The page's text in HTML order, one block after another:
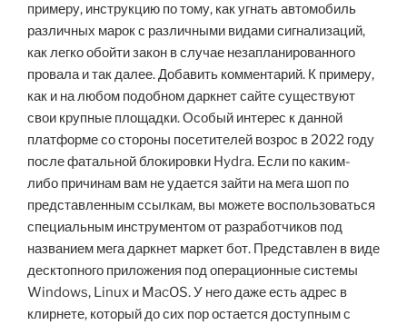
примеру, инструкцию по тому, как угнать автомобиль
различных марок с различными видами сигнализаций,
как легко обойти закон в случае незапланированного
провала и так далее. Добавить комментарий. К примеру,
как и на любом подобном даркнет сайте существуют
свои крупные площадки. Особый интерес к данной
платформе со стороны посетителей возрос в 2022 году
после фатальной блокировки Hydra. Если по каким-
либо причинам вам не удается зайти на мега шоп по
представленным ссылкам, вы можете воспользоваться
специальным инструментом от разработчиков под
названием мега даркнет маркет бот. Представлен в виде
десктопного приложения под операционные системы
Windows, Linux и MacOS. У него даже есть адрес в
клирнете, который до сих пор остается доступным с